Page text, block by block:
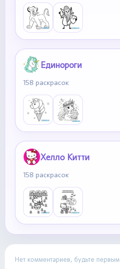
Единороги
158 раскрасок
Хелло Китти
158 раскрасок
Нет комментариев, будьте первым